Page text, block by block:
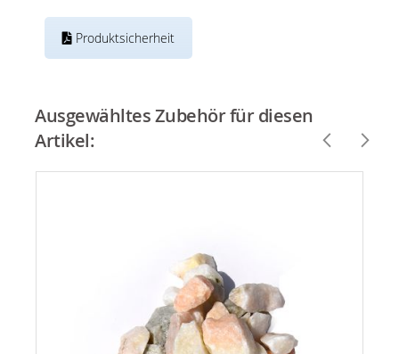
Produktsicherheit
Ausgewähltes Zubehör für diesen
Artikel: